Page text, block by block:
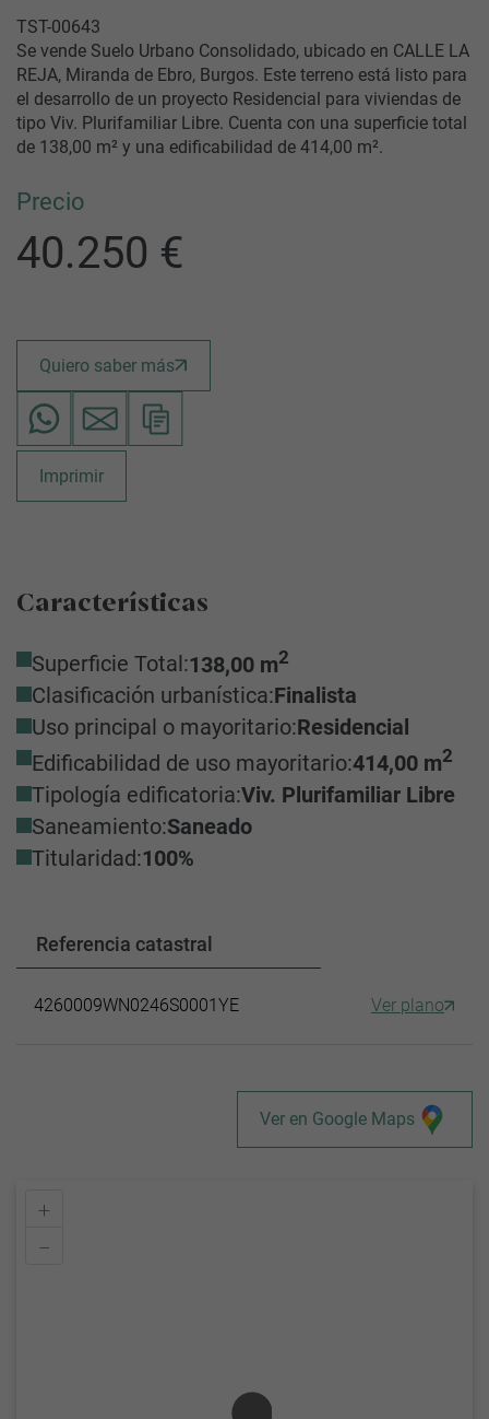
TST-00643
Se vende Suelo Urbano Consolidado, ubicado en CALLE LA
REJA, Miranda de Ebro, Burgos. Este terreno está listo para
el desarrollo de un proyecto Residencial para viviendas de
tipo Viv. Plurifamiliar Libre. Cuenta con una superficie total
de 138,00 m² y una edificabilidad de 414,00 m².
Precio
40.250 €
Quiero saber más
Imprimir
Características
Superficie Total:138,00 m2
Clasificación urbanística:Finalista
Uso principal o mayoritario:Residencial
Edificabilidad de uso mayoritario:414,00 m2
Tipología edificatoria:Viv. Plurifamiliar Libre
Saneamiento:Saneado
Titularidad:100%
Referencia catastral
4260009WN0246S0001YE Ver plano
Ver en Google Maps
+
–